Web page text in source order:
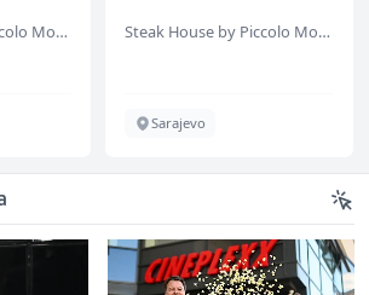
Steak House by Piccolo Mondo Steak House by Piccolo Mondo
Sarajevo